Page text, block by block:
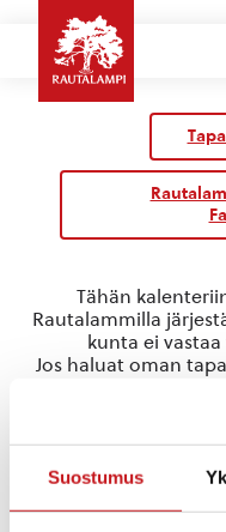
Suostumus
Teams-kokous
Tähän
Rautalammilla
kunta ei
Jos haluat oman